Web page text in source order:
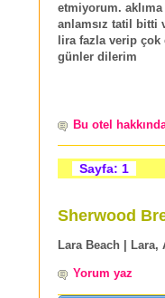
etmiyorum.
anlamsız tatil bitti
lira fazla verip
günler dilerim
Bu otel
Sayfa: 1
Sherwood
Lara Beach | Lara,
Yorum yaz